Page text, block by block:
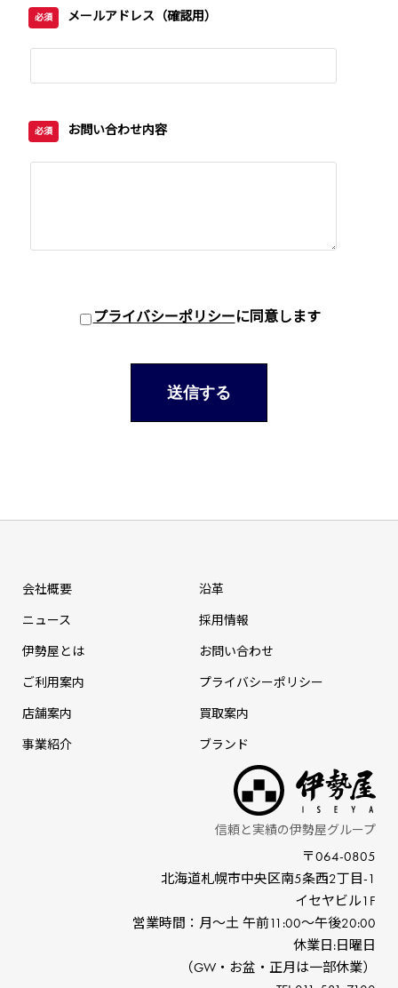
必須 メールアドレス（確認用）
必須 お問い合わせ内容
プライバシーポリシーに同意します
会社概要
ニュース
伊勢屋とは
ご利用案内
店舗案内
事業紹介
沿革
採⽤情報
お問い合わせ
プライバシーポリシー
買取案内
ブランド
信頼と実績の伊勢屋グループ
〒064-0805
北海道札幌市中央区南5条⻄2丁⽬-1
イセヤビル1F
営業時間：⽉〜⼟ 午前11:00〜午後20:00
休業⽇:⽇曜⽇
（GW‧お盆‧正⽉は⼀部休業）